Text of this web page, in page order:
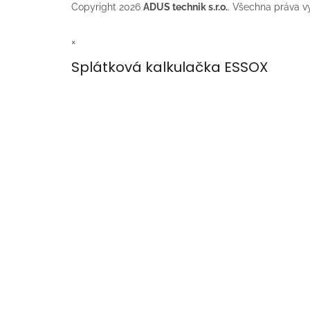
Copyright 2026 ADUS technik s.r.o.. Všechna práva
×
Splátková kalkulačka ESSOX